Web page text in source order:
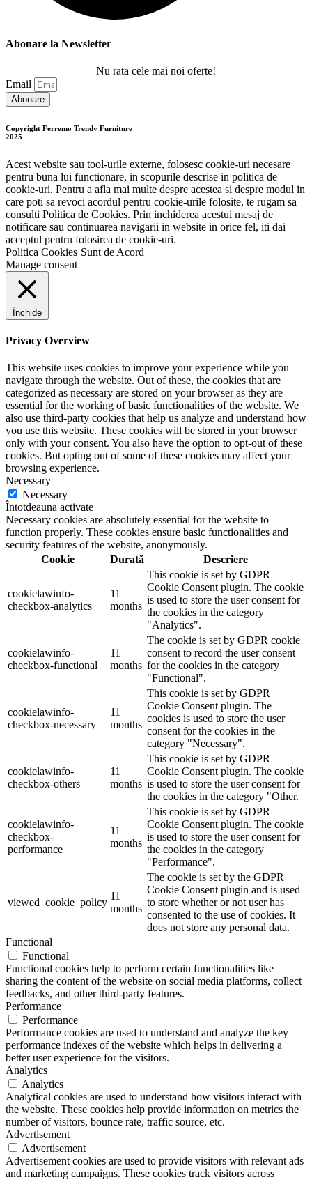
Abonare la Newsletter
Nu rata cele mai noi oferte!
Email
Abonare
Copyright Ferremo Trendy Furniture
2025
Acest website sau tool-urile externe, folosesc cookie-uri necesare
pentru buna lui functionare, in scopurile descrise in politica de
cookie-uri. Pentru a afla mai multe despre acestea si despre modul in
care poti sa revoci acordul pentru cookie-urile folosite, te rugam sa
consulti Politica de Cookies. Prin inchiderea acestui mesaj de
notificare sau continuarea navigarii in website in orice fel, iti dai
acceptul pentru folosirea de cookie-uri.
Politica Cookies Sunt de Acord
Manage consent
Închide
Privacy Overview
This website uses cookies to improve your experience while you
navigate through the website. Out of these, the cookies that are
categorized as necessary are stored on your browser as they are
essential for the working of basic functionalities of the website. We
also use third-party cookies that help us analyze and understand how
you use this website. These cookies will be stored in your browser
only with your consent. You also have the option to opt-out of these
cookies. But opting out of some of these cookies may affect your
browsing experience.
Necessary
Necessary
Întotdeauna activate
Necessary cookies are absolutely essential for the website to
function properly. These cookies ensure basic functionalities and
security features of the website, anonymously.
Cookie
Durată Descriere
cookielawinfo-
checkbox-analytics
11
months
This cookie is set by GDPR
Cookie Consent plugin. The cookie
is used to store the user consent for
the cookies in the category
"Analytics".
cookielawinfo-
checkbox-functional
11
months
The cookie is set by GDPR cookie
consent to record the user consent
for the cookies in the category
"Functional".
cookielawinfo-
checkbox-necessary
11
months
This cookie is set by GDPR
Cookie Consent plugin. The
cookies is used to store the user
consent for the cookies in the
category "Necessary".
cookielawinfo-
checkbox-others
11
months
This cookie is set by GDPR
Cookie Consent plugin. The cookie
is used to store the user consent for
the cookies in the category "Other.
cookielawinfo-
checkbox-
performance
11
months
This cookie is set by GDPR
Cookie Consent plugin. The cookie
is used to store the user consent for
the cookies in the category
"Performance".
viewed_cookie_policy
11
months
The cookie is set by the GDPR
Cookie Consent plugin and is used
to store whether or not user has
consented to the use of cookies. It
does not store any personal data.
Functional
Functional
Functional cookies help to perform certain functionalities like
sharing the content of the website on social media platforms, collect
feedbacks, and other third-party features.
Performance
Performance
Performance cookies are used to understand and analyze the key
performance indexes of the website which helps in delivering a
better user experience for the visitors.
Analytics
Analytics
Analytical cookies are used to understand how visitors interact with
the website. These cookies help provide information on metrics the
number of visitors, bounce rate, traffic source, etc.
Advertisement
Advertisement
Advertisement cookies are used to provide visitors with relevant ads
and marketing campaigns. These cookies track visitors across